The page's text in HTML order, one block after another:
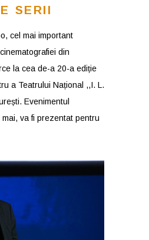
SERII
cel mai important
din
la cea de-a 20-a ediție
a Teatrului Național ,,I. L.
Evenimentul
va fi prezentat pentru